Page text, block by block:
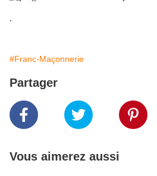
.
#Franc-Maçonnerie
Partager
Vous aimerez aussi